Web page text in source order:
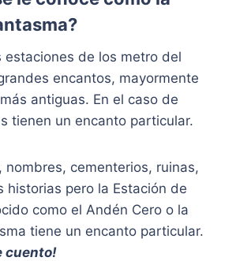
estaciones de los metro del
encantos, mayormente
antiguas. En el caso de
tienen un encanto particular.
nombres, cementerios, ruinas,
historias pero la Estación de
como el Andén Cero o la
tiene un encanto particular.
cuento!